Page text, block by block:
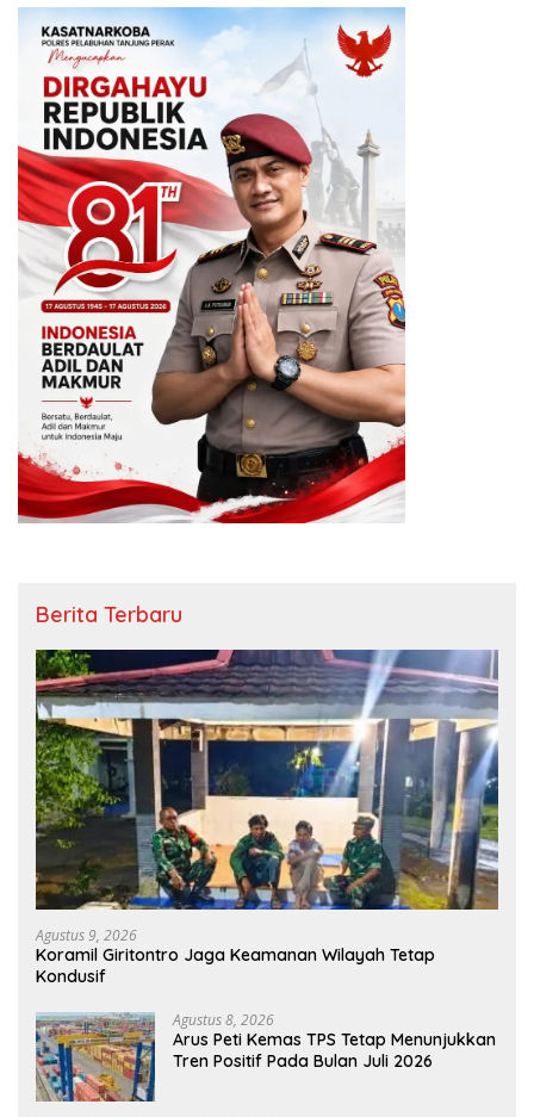
Berita Terbaru
Agustus 9, 2026
Koramil Giritontro Jaga Keamanan Wilayah Tetap
Kondusif
Agustus 8, 2026
Arus Peti Kemas TPS Tetap Menunjukkan
Tren Positif Pada Bulan Juli 2026